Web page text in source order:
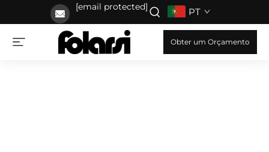
[email protected] PT
Obter um Orçamento